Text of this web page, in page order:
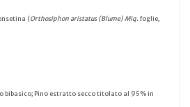
(Orthosiphon aristatus (Blume) Miq. foglie,
bibasico; Pino estratto secco titolato al 95% in